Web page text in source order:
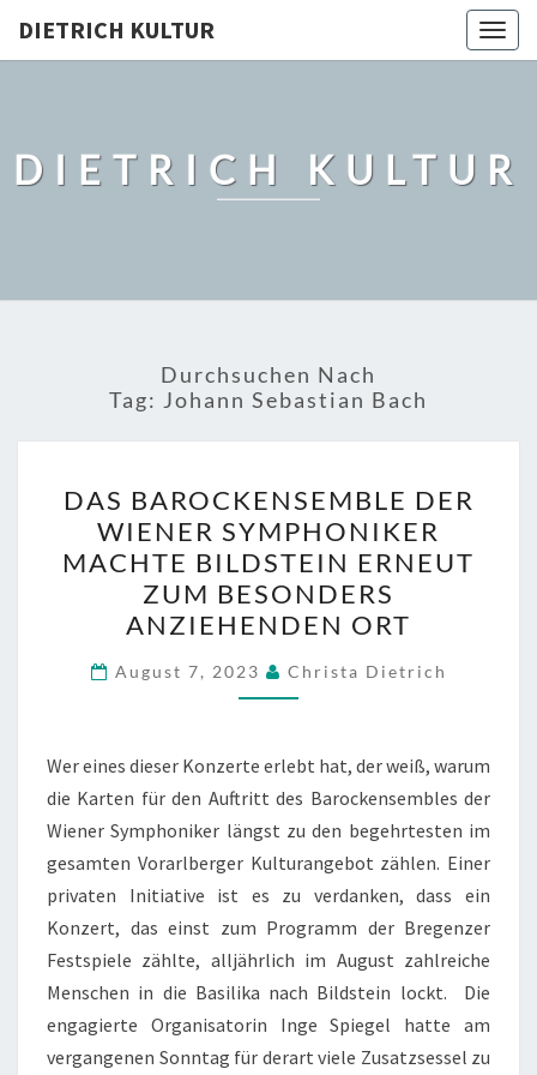
DIETRICH KULTUR
DIETRICH KULTUR
Durchsuchen Nach
Tag: Johann Sebastian Bach
BAROCKENSEMBLE
DER
WIENER
SYMPHONIKER
MACHTE
BILDSTEIN
ERNEUT
BESONDERS
ANZIEHENDEN
ORT
DAS BAROCKENSEMBLE DER
WIENER SYMPHONIKER
MACHTE BILDSTEIN ERNEUT
ZUM BESONDERS
ANZIEHENDEN ORT
August 7, 2023 Christa Dietrich
Wer eines dieser Konzerte erlebt hat, der weiß, warum
die Karten für den Auftritt des Barockensembles der
Wiener Symphoniker längst zu den begehrtesten im
gesamten Vorarlberger Kulturangebot zählen. Einer
privaten Initiative ist es zu verdanken, dass ein
Konzert, das einst zum Programm der Bregenzer
Festspiele zählte, alljährlich im August zahlreiche
Menschen in die Basilika nach Bildstein lockt. Die
engagierte Organisatorin Inge Spiegel hatte am
vergangenen Sonntag für derart viele Zusatzsessel zu